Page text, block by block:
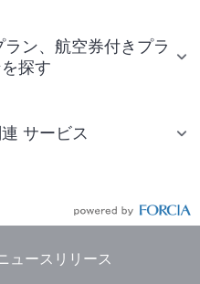
ン、航空券付きプラ
探す
サービス
ュースリリース